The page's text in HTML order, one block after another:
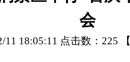
会
11 18:05:11 点击数： 225